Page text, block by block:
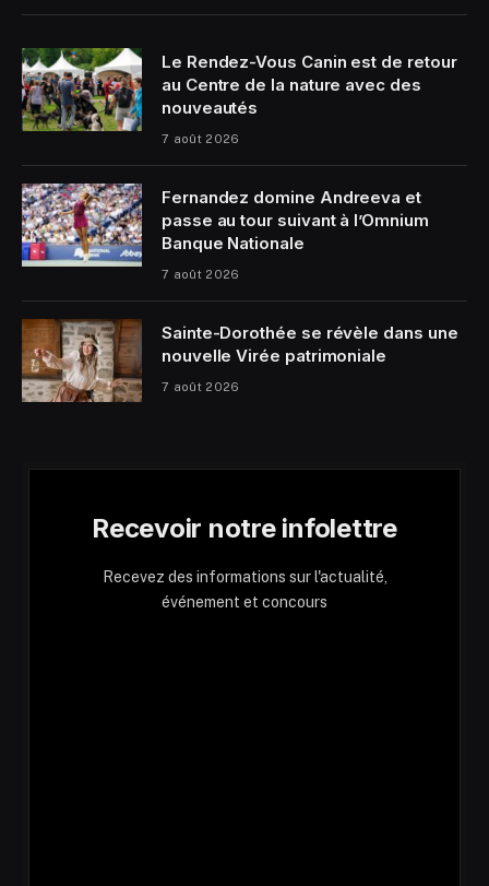
Le Rendez-Vous Canin est de retour
au Centre de la nature avec des
nouveautés
7 août 2026
Fernandez domine Andreeva et
passe au tour suivant à l’Omnium
Banque Nationale
7 août 2026
Sainte-Dorothée se révèle dans une
nouvelle Virée patrimoniale
7 août 2026
Recevoir notre infolettre
Recevez des informations sur l'actualité,
événement et concours